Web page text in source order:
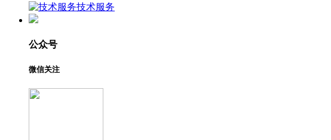
技术服务
公众号
微信关注